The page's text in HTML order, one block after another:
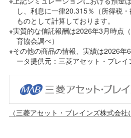
し、利息に一律20.315％（所得税
ものとして計算しております。
※実質的な信託報酬は2026年3月時点
育協会調べ）
※その他の商品の情報、実績は2026年
ータ提供元：三菱アセット・ブレイ
（三菱アセット・ブレインズ株式会社